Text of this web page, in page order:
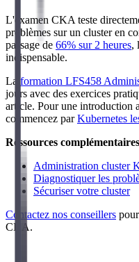
L'examen CKA teste
problèmes sur un cluster en
passage de 66% sur 2 heures,
indispensable.
La formation LFS458
jours avec des exercices
article. Pour une introduction
commencez parKubernetes
Ressources complémentaires
Administration cluster
Diagnostiquer les
Sécuriser votre cluster
Contactez nos conseillers
CKA.